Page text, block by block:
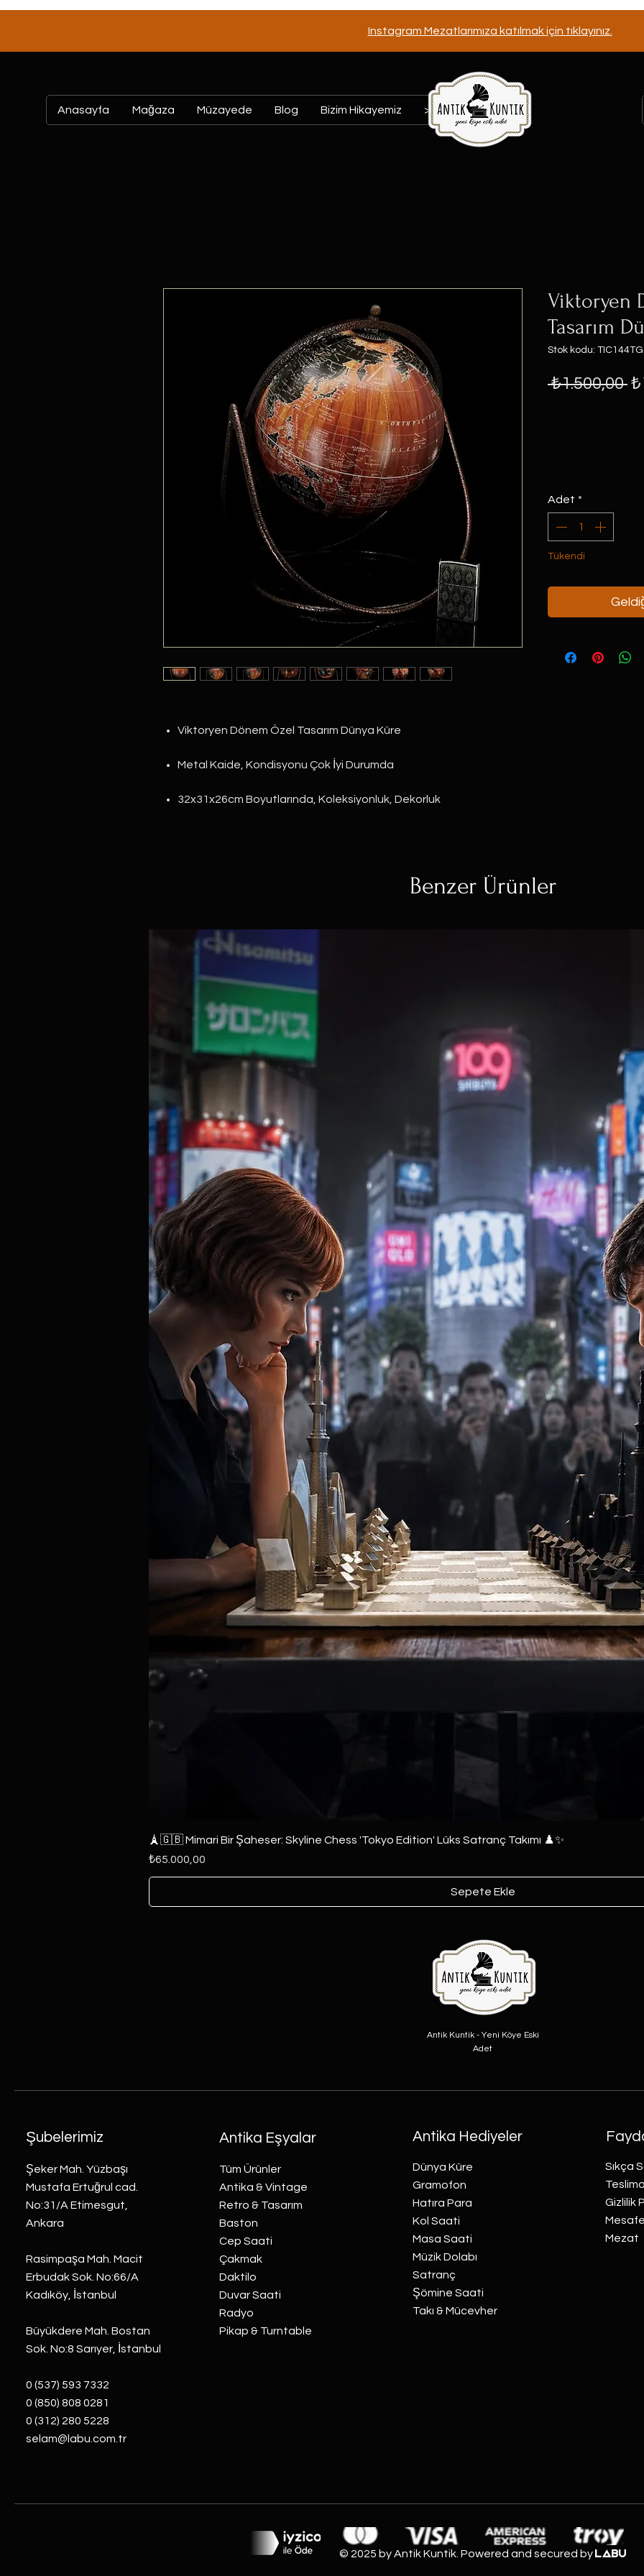
Instagram Mezatlarımıza katılmak için tıklayınız.
Anasayfa Mağaza Müzayede Blog Bizim Hikayemiz >>>
Viktoryen Dönem Özel Tasarım Dünya Küre
Metal Kaide, Kondisyonu Çok İyi Durumda
32x31x26cm Boyutlarında, Koleksiyonluk, Dekorluk
Viktoryen
Tasarım
Stok kodu: TIC144TG
₺1.500,00
Adet *
Tükendi
Benzer Ürünler
🗼🇬🇧 Mimari Bir Şaheser: Skyline Chess 'Tokyo Edition' Lüks Satranç Takımı ♟️✨
Fiyat
₺65.000,00
Sepete Ekle
Antik Kuntik - Yeni Köye Eski
Adet
Şubelerimiz
Şeker Mah. Yüzbaşı
Mustafa Ertuğrul cad.
No:31/A Etimesgut,
Ankara
Rasimpaşa Mah. Macit
Erbudak Sok. No:66/A
Kadıköy, İstanbul
Büyükdere Mah. Bostan
Sok. No:8 Sarıyer, İstanbul
0 (537) 593 7332
0 (850) 808 0281
0 (312) 280 5228
selam@labu.com.tr
Antika Eşyalar
Tüm Ürünler
Antika & Vintage
Retro & Tasarım
Baston
Cep Saati
Çakmak
Daktilo
Duvar Saati
Radyo
Pikap & Turntable
Antika Hediyeler
Dünya Küre
Gramofon
Hatıra Para
Kol Saati
Masa Saati
Müzik Dolabı
Satranç
Şömine Saati
Takı & Mücevher
Sıkça
Gizlilik
Mezat
© 2025 by Antik Kuntik. Powered and secured by LABU